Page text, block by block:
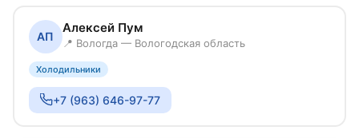
АП
Алексей Пум
📍 Вологда — Вологодская область
Холодильники
+7 (963) 646-97-77